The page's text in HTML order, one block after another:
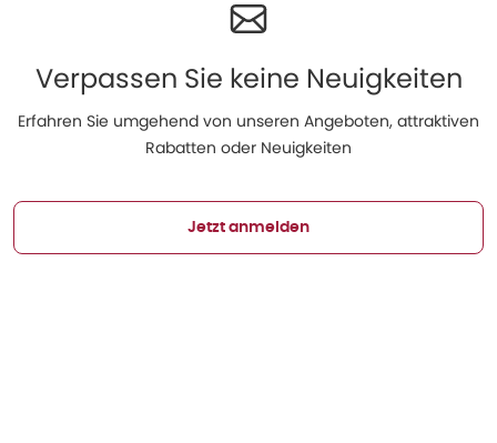
Verpassen Sie keine Neuigkeiten
Erfahren Sie umgehend von unseren Angeboten, attraktiven
Rabatten oder Neuigkeiten
Jetzt anmelden